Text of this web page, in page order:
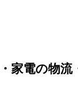
家電の物